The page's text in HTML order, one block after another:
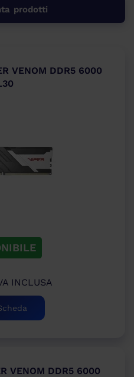
prodotti
VENOM DDR5 6000
INCLUSA
VENOM DDR5 6000